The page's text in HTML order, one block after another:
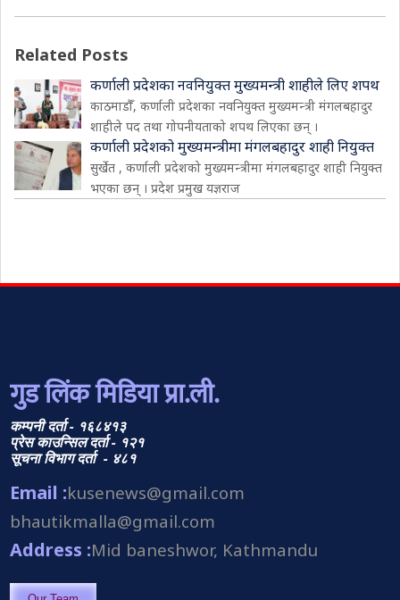
Related Posts
कर्णाली प्रदेशका नवनियुक्त मुख्यमन्त्री शाहीले लिए शपथ
काठमाडौँ, कर्णाली प्रदेशका नवनियुक्त मुख्यमन्त्री मंगलबहादुर
शाहीले पद तथा गोपनीयताको शपथ लिएका छन् ।
कर्णाली प्रदेशको मुख्यमन्त्रीमा मंगलबहादुर शाही नियुक्त
सुर्खेत , कर्णाली प्रदेशको मुख्यमन्त्रीमा मंगलबहादुर शाही नियुक्त
भएका छन् । प्रदेश प्रमुख यज्ञराज
गुड लिंक मिडिया प्रा.ली.
कम्पनी दर्ता - १६८४१३
प्रेस काउन्सिल दर्ता - १२१
सूचना विभाग दर्ता - ४८१
Email :kusenews@gmail.com
bhautikmalla@gmail.com
Address :Mid baneshwor, Kathmandu